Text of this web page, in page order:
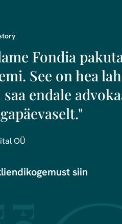
Fondia
See on hea
saa endale
OÜ
siin